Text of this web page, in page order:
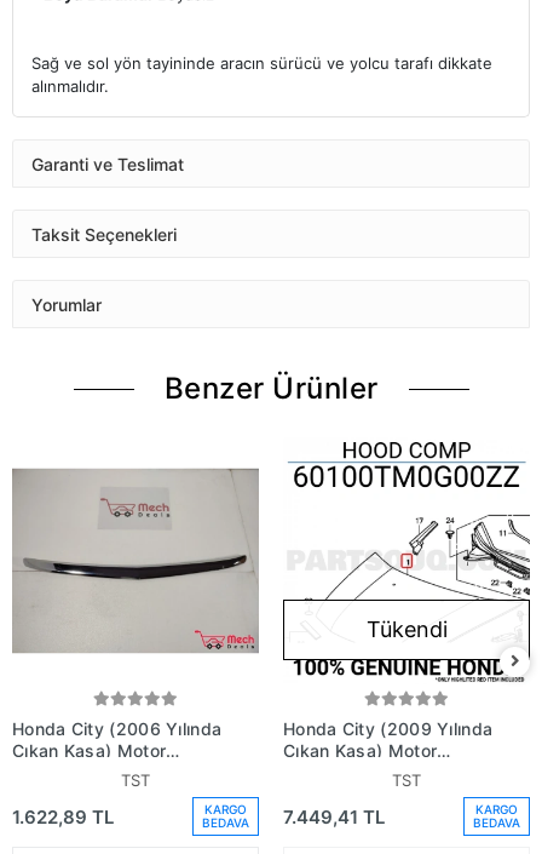
Sağ ve sol yön tayininde aracın sürücü ve yolcu tarafı dikkate
alınmalıdır.
Garanti ve Teslimat
Taksit Seçenekleri
Yorumlar
Benzer Ürünler
Honda City (2006 Yılında
Çıkan Kasa) Motor
Kaputu Bandı Nikelaj
(Oem No: 75120Selt11)
TST
1.622,89 TL
KARGO
BEDAVA
Tükendi
Honda City (2009 Yılında
Çıkan Kasa) Motor
Kaputu (Oem No:
TST
7.449,41 TL
KARGO
BEDAVA